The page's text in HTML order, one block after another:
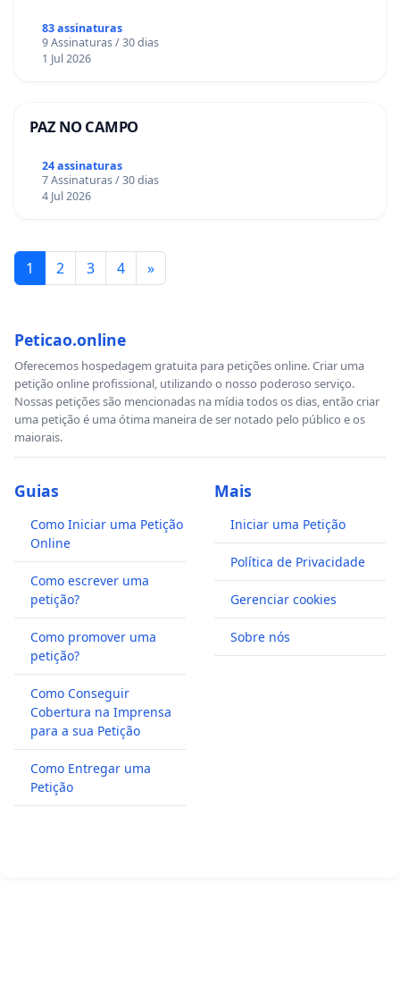
83 assinaturas
9 Assinaturas / 30 dias
1 Jul 2026
PAZ NO CAMPO
24 assinaturas
7 Assinaturas / 30 dias
4 Jul 2026
1 2 3 4 »
Peticao.online
Oferecemos hospedagem gratuita para petições online. Criar uma
petição online profissional, utilizando o nosso poderoso serviço.
Nossas petições são mencionadas na mídia todos os dias, então criar
uma petição é uma ótima maneira de ser notado pelo público e os
maiorais.
Guias
Como Iniciar uma Petição
Online
Como escrever uma
petição?
Como promover uma
petição?
Como Conseguir
Cobertura na Imprensa
para a sua Petição
Como Entregar uma
Petição
Mais
Iniciar uma Petição
Política de Privacidade
Gerenciar cookies
Sobre nós